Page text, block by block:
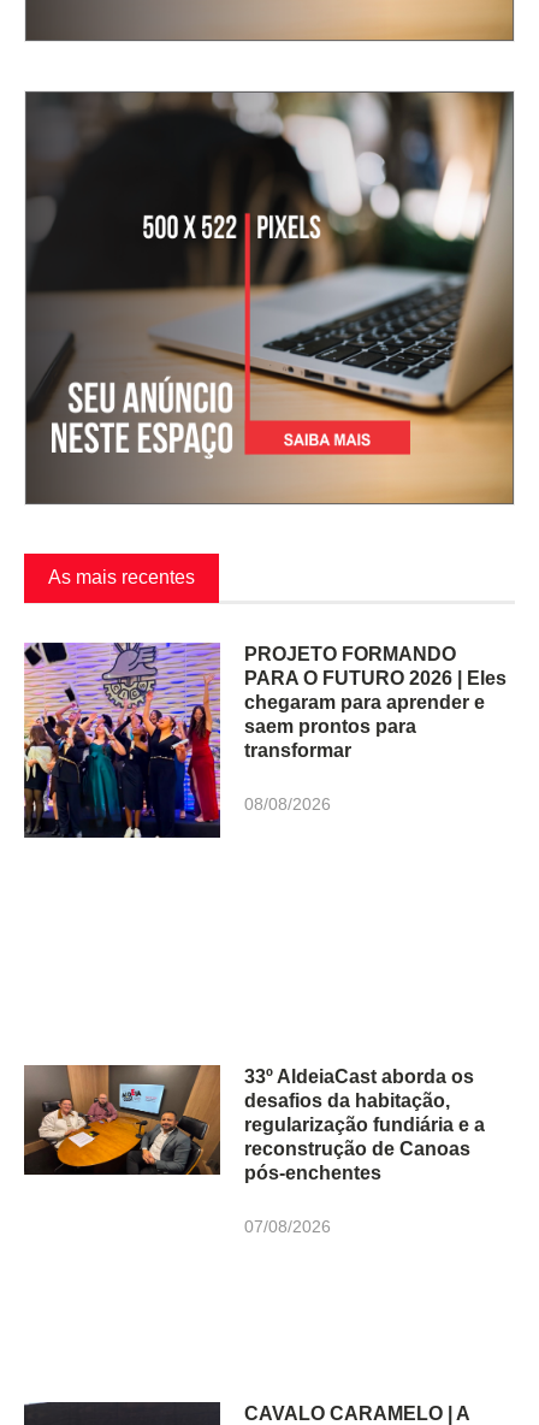
As mais recentes
PROJETO FORMANDO
PARA O FUTURO 2026 | Eles
chegaram para aprender e
saem prontos para
transformar
08/08/2026
33º AldeiaCast aborda os
desafios da habitação,
regularização fundiária e a
reconstrução de Canoas
pós-enchentes
07/08/2026
CAVALO CARAMELO | A